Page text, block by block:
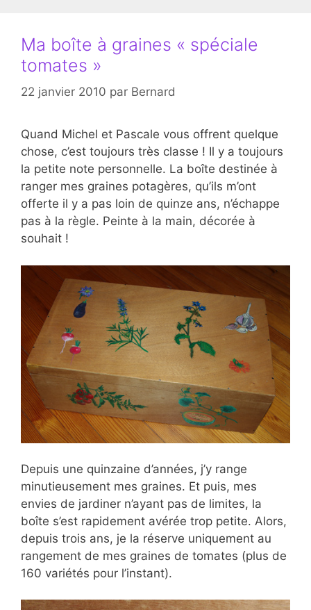
Ma boîte à graines « spéciale
tomates »
22 janvier 2010 par Bernard
Quand Michel et Pascale vous offrent quelque
chose, c’est toujours très classe ! Il y a toujours
la petite note personnelle. La boîte destinée à
ranger mes graines potagères, qu’ils m’ont
offerte il y a pas loin de quinze ans, n’échappe
pas à la règle. Peinte à la main, décorée à
souhait !
Depuis une quinzaine d’années, j’y range
minutieusement mes graines. Et puis, mes
envies de jardiner n’ayant pas de limites, la
boîte s’est rapidement avérée trop petite. Alors,
depuis trois ans, je la réserve uniquement au
rangement de mes graines de tomates (plus de
160 variétés pour l’instant).